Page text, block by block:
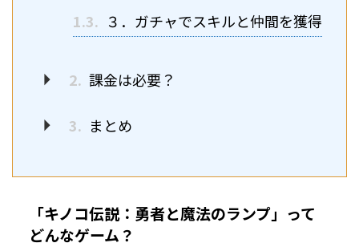
1.3. ３．ガチャでスキルと仲間を獲得
2. 課金は必要？
3. まとめ
「キノコ伝説：勇者と魔法のランプ」って
どんなゲーム？